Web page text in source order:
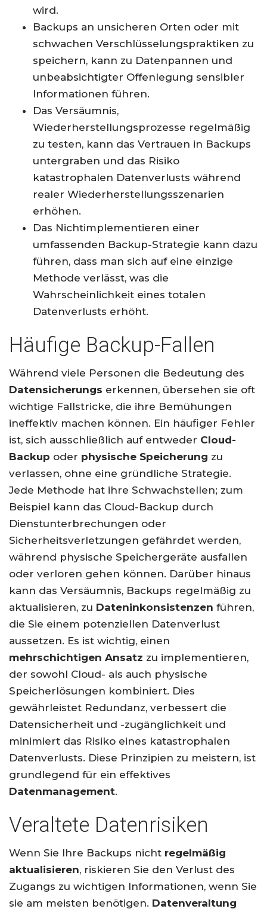
wird.
Backups an unsicheren Orten oder mit
schwachen Verschlüsselungspraktiken zu
speichern, kann zu Datenpannen und
unbeabsichtigter Offenlegung sensibler
Informationen führen.
Das Versäumnis,
Wiederherstellungsprozesse regelmäßig
zu testen, kann das Vertrauen in Backups
untergraben und das Risiko
katastrophalen Datenverlusts während
realer Wiederherstellungsszenarien
erhöhen.
Das Nichtimplementieren einer
umfassenden Backup-Strategie kann dazu
führen, dass man sich auf eine einzige
Methode verlässt, was die
Wahrscheinlichkeit eines totalen
Datenverlusts erhöht.
Häufige Backup-Fallen
Während viele Personen die Bedeutung des
Datensicherungs erkennen, übersehen sie oft
wichtige Fallstricke, die ihre Bemühungen
ineffektiv machen können. Ein häufiger Fehler
ist, sich ausschließlich auf entweder Cloud-
Backup oder physische Speicherung zu
verlassen, ohne eine gründliche Strategie.
Jede Methode hat ihre Schwachstellen; zum
Beispiel kann das Cloud-Backup durch
Dienstunterbrechungen oder
Sicherheitsverletzungen gefährdet werden,
während physische Speichergeräte ausfallen
oder verloren gehen können. Darüber hinaus
kann das Versäumnis, Backups regelmäßig zu
aktualisieren, zu Dateninkonsistenzen führen,
die Sie einem potenziellen Datenverlust
aussetzen. Es ist wichtig, einen
mehrschichtigen Ansatz zu implementieren,
der sowohl Cloud- als auch physische
Speicherlösungen kombiniert. Dies
gewährleistet Redundanz, verbessert die
Datensicherheit und -zugänglichkeit und
minimiert das Risiko eines katastrophalen
Datenverlusts. Diese Prinzipien zu meistern, ist
grundlegend für ein effektives
Datenmanagement.
Veraltete Datenrisiken
Wenn Sie Ihre Backups nicht regelmäßig
aktualisieren, riskieren Sie den Verlust des
Zugangs zu wichtigen Informationen, wenn Sie
sie am meisten benötigen. Datenveraltung